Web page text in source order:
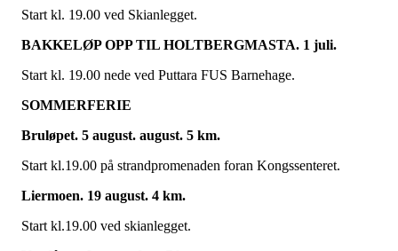
Start kl. 19.00 ved Skianlegget.
BAKKELØP OPP TIL HOLTBERGMASTA. 1 juli.
Start kl. 19.00 nede ved Puttara FUS Barnehage.
SOMMERFERIE
Bruløpet. 5 august. august. 5 km.
Start kl.19.00 på strandpromenaden foran Kongssenteret.
Liermoen. 19 august. 4 km.
Start kl.19.00 ved skianlegget.